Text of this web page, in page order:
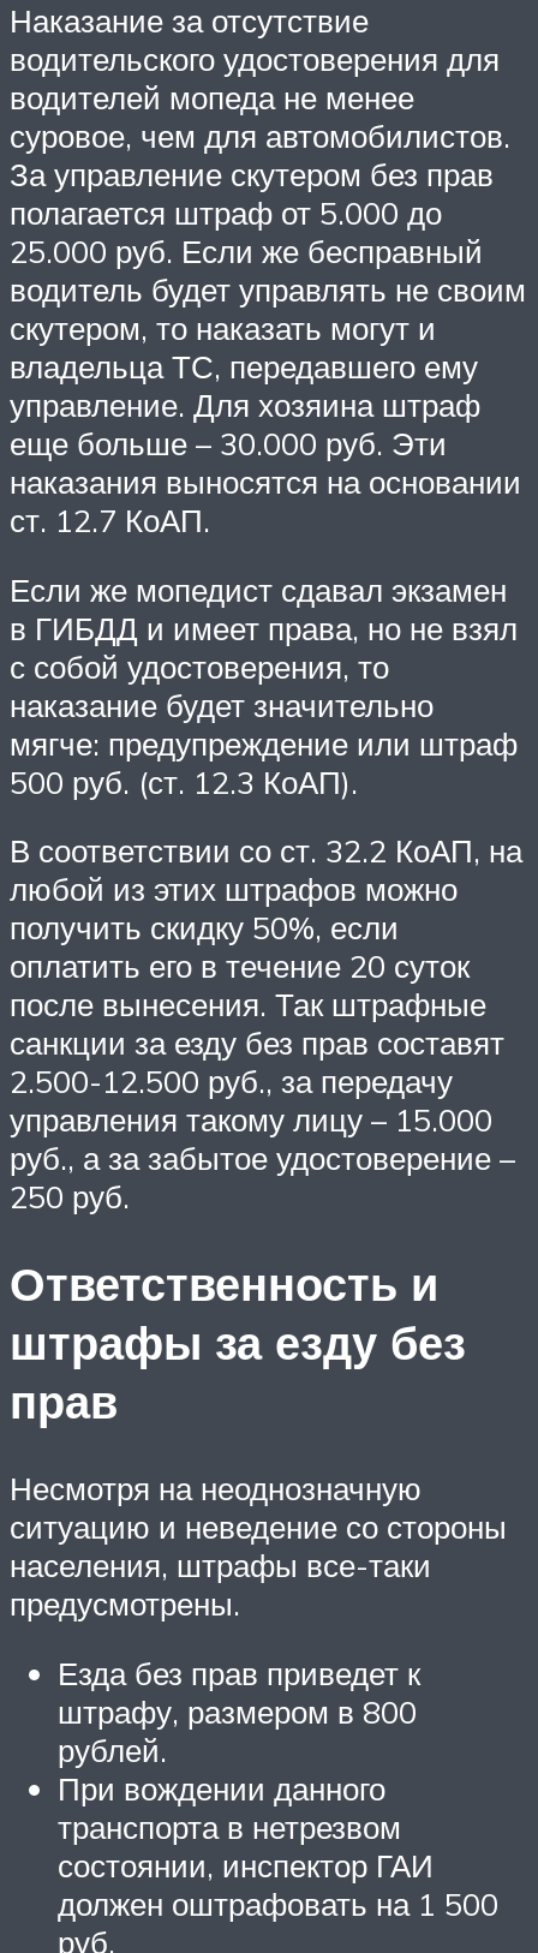
Наказание за отсутствие
водительского удостоверения для
водителей мопеда не менее
суровое, чем для автомобилистов.
За управление скутером без прав
полагается штраф от 5.000 до
25.000 руб. Если же бесправный
водитель будет управлять не своим
скутером, то наказать могут и
владельца ТС, передавшего ему
управление. Для хозяина штраф
еще больше – 30.000 руб. Эти
наказания выносятся на основании
ст. 12.7 КоАП.
Если же мопедист сдавал экзамен
в ГИБДД и имеет права, но не взял
с собой удостоверения, то
наказание будет значительно
мягче: предупреждение или штраф
500 руб. (ст. 12.3 КоАП).
В соответствии со ст. 32.2 КоАП, на
любой из этих штрафов можно
получить скидку 50%, если
оплатить его в течение 20 суток
после вынесения. Так штрафные
санкции за езду без прав составят
2.500-12.500 руб., за передачу
управления такому лицу – 15.000
руб., а за забытое удостоверение –
250 руб.
Ответственность и
штрафы за езду без
прав
Несмотря на неоднозначную
ситуацию и неведение со стороны
населения, штрафы все-таки
предусмотрены.
Езда без прав приведет к
штрафу, размером в 800
рублей.
При вождении данного
транспорта в нетрезвом
состоянии, инспектор ГАИ
должен оштрафовать на 1 500
руб.